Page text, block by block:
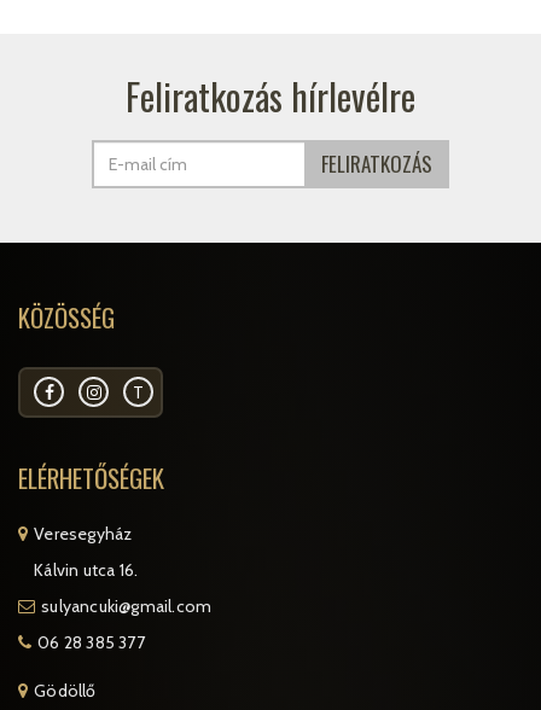
Feliratkozás hírlevélre
KÖZÖSSÉG
T
ELÉRHETŐSÉGEK
Veresegyház
Kálvin utca 16.
sulyancuki@gmail.com
06 28 385 377
Gödöllő